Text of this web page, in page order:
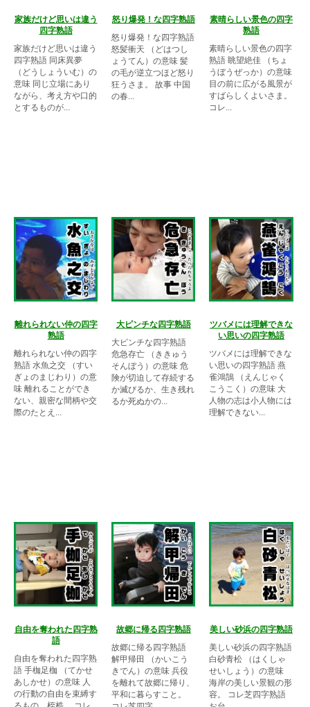
家族だけど思いは違う
四字熟語
家族だけど思いは違う
四字熟語 同床異夢
（どうしょういむ）の
意味 同じ立場にあり
ながら、考え方や口的
とするものが...
怒り爆発！な四字熟語
怒り爆発！な四字熟語
怒髪衝天 （どはつし
ょうてん）の意味 髪
の毛が逆立つほど怒り
狂うさま。 故事 中国
の春...
素晴らしい景色の四字
熟語
素晴らしい景色の四字
熟語 眺望絶佳 （ちょ
うぼうぜっか）の意味
目の前に広がる風景が
すばらしくよいさま。
コレ...
離れられない仲の四字
熟語
離れられない仲の四字
熟語 水魚之交 （すい
ぎょのまじわり）の意
味 離れることができ
ない、親密な間柄や交
際のたとえ...
大ピンチな四字熟語
大ピンチな四字熟語
危急存亡 （ききゅう
そんぼう）の意味 危
険が切迫して存続する
か滅びるか、生き残れ
るか死ぬかの...
ツバメには理解できな
い思いの四字熟語
ツバメには理解できな
い思いの四字熟語 燕
雀鴻鵠 （えんじゃく
こうこく）の意味 大
人物の志は小人物には
理解できない...
自由を奪われた四字熟
語
自由を奪われた四字熟
語 手枷足枷 （てかせ
あしかせ）の意味 人
の行動の自由を束縛す
故郷に帰る四字熟語
故郷に帰る四字熟語
解甲帰田 （かいこう
きでん）の意味 兵役
を離れて故郷に帰り、
平和に暮らすこと。
美しい砂浜の四字熟語
美しい砂浜の四字熟語
白砂青松 （はくしゃ
せいしょう）の意味
海岸の美しい景観の形
容。 コレ芝四字熟語